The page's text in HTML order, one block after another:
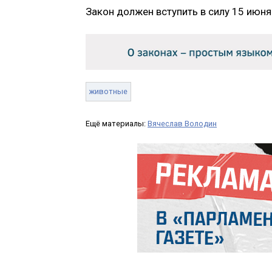
Закон должен вступить в силу 15
животные
Ещё материалы: Вячеслав Володин